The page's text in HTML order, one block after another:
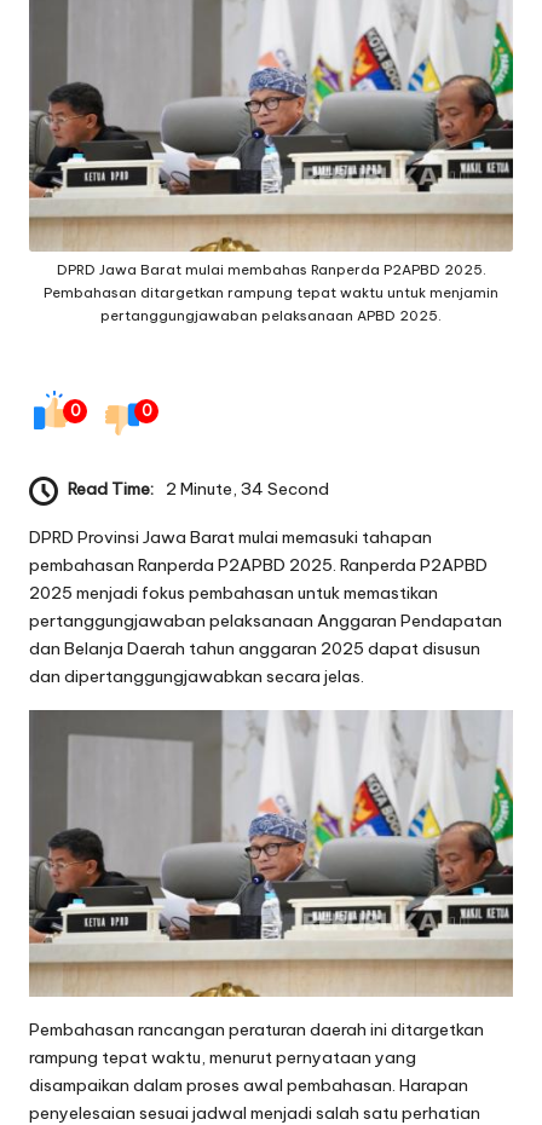
q
ui
p
m
n
DPRD Jawa Barat mulai membahas Ranperda P2APBD 2025.
Pembahasan ditargetkan rampung tepat waktu untuk menjamin
pertanggungjawaban pelaksanaan APBD 2025.
0 0
Read Time: 2 Minute, 34 Second
DPRD Provinsi Jawa Barat mulai memasuki tahapan
pembahasan Ranperda P2APBD 2025. Ranperda P2APBD
2025 menjadi fokus pembahasan untuk memastikan
pertanggungjawaban pelaksanaan Anggaran Pendapatan
dan Belanja Daerah tahun anggaran 2025 dapat disusun
dan dipertanggungjawabkan secara jelas.
Pembahasan rancangan peraturan daerah ini ditargetkan
rampung tepat waktu, menurut pernyataan yang
disampaikan dalam proses awal pembahasan. Harapan
penyelesaian sesuai jadwal menjadi salah satu perhatian